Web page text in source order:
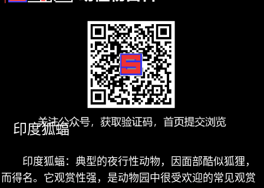
印度狐蝠
印度狐蝠：典型的夜行性动物，因面部酷似狐狸，
而得名。它观赏性强，是动物园中很受欢迎的常见观赏